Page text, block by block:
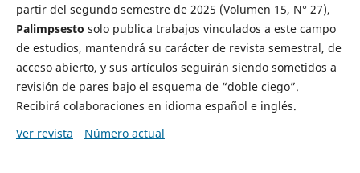
partir del segundo semestre de 2025 (Volumen 15, N° 27),
Palimpsesto solo publica trabajos vinculados a este campo
de estudios, mantendrá su carácter de revista semestral, de
acceso abierto, y sus artículos seguirán siendo sometidos a
revisión de pares bajo el esquema de “doble ciego”.
Recibirá colaboraciones en idioma español e inglés.
Ver revista
Número actual